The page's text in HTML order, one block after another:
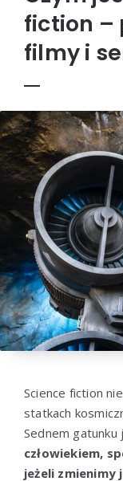
fiction –
filmy i
Science fiction
statkach
Sednem gatunku
człowiekiem,
jeżeli